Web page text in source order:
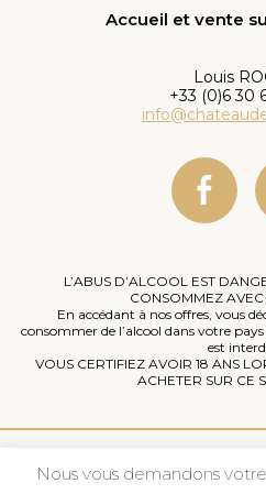
Accueil et vente
Louis
+33 (0)6 30
L’ABUS D’ALCOOL EST
CONSOMMEZ
En accédant à nos offres, vous
consommer de l’alcool dans votre
est
VOUS CERTIFIEZ AVOIR 18 ANS
ACHETER SUR CE
Politique de
Nous vous demandons